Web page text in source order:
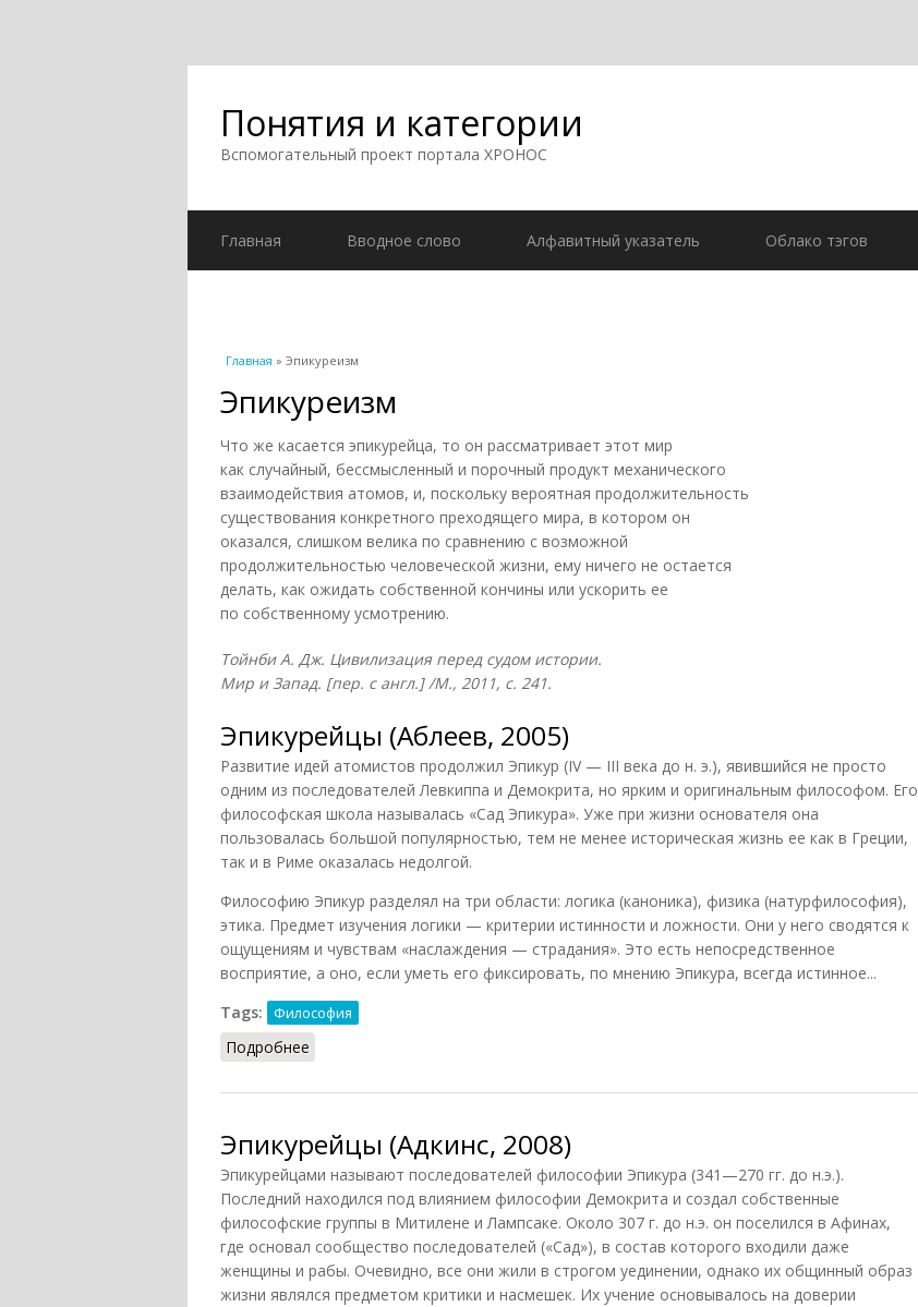
Понятия и категории
Вспомогательный проект портала ХРОНОС
Главная Вводное слово Алфавитный указатель Облако тэгов
Вы здесь
Главная » Эпикуреизм
Эпикуреизм
Что же касается эпикурейца, то он рассматривает этот мир
как случайный, бессмысленный и порочный продукт механического
взаимодействия атомов, и, поскольку вероятная продолжительность
существования конкретного преходящего мира, в котором он
оказался, слишком велика по сравнению с возможной
продолжительностью человеческой жизни, ему ничего не остается
делать, как ожидать собственной кончины или ускорить ее
по собственному усмотрению.
Тойнби А. Дж. Цивилизация перед судом истории.
Мир и Запад. [пер. с англ.] /М., 2011, с. 241.
Эпикурейцы (Аблеев, 2005)
Развитие идей атомистов продолжил Эпикур (IV — III века до н. э.), явившийся не просто
одним из последователей Левкиппа и Демокрита, но ярким и оригинальным философом. Его
философская школа называлась «Сад Эпикура». Уже при жизни основателя она
пользовалась большой популярностью, тем не менее историческая жизнь ее как в Греции,
так и в Риме оказалась недолгой.
Философию Эпикур разделял на три области: логика (каноника), физика (натурфилософия),
этика. Предмет изучения логики — критерии истинности и ложности. Они у него сводятся к
ощущениям и чувствам «наслаждения — страдания». Это есть непосредственное
восприятие, а оно, если уметь его фиксировать, по мнению Эпикура, всегда истинное...
Tags:
Философия
Подробнее
Эпикурейцы (Адкинс, 2008)
Эпикурейцами называют последователей философии Эпикура (341—270 гг. до н.э.).
Последний находился под влиянием философии Демокрита и создал собственные
философские группы в Митилене и Лампсаке. Около 307 г. до н.э. он поселился в Афинах,
где основал сообщество последователей («Сад»), в состав которого входили даже
женщины и рабы. Очевидно, все они жили в строгом уединении, однако их общинный образ
жизни являлся предметом критики и насмешек. Их учение основывалось на доверии